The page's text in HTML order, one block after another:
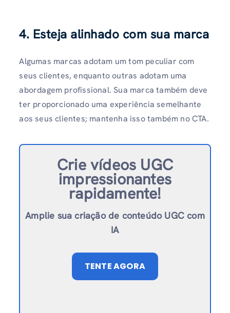
4. Esteja alinhado com sua marca
Algumas marcas adotam um tom peculiar com
seus clientes, enquanto outras adotam uma
abordagem profissional. Sua marca também deve
ter proporcionado uma experiência semelhante
aos seus clientes; mantenha isso também no CTA.
Crie vídeos UGC
impressionantes
rapidamente!
Amplie sua criação de conteúdo UGC com
IA
TENTE AGORA